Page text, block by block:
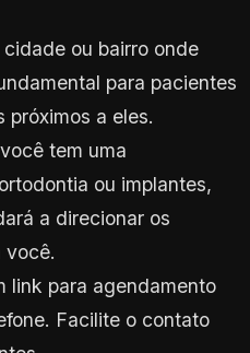
cidade ou bairro onde
para pacientes
próximos a eles.
tem uma
ou implantes,
a direcionar os
você.
link para agendamento
Facilite o contato